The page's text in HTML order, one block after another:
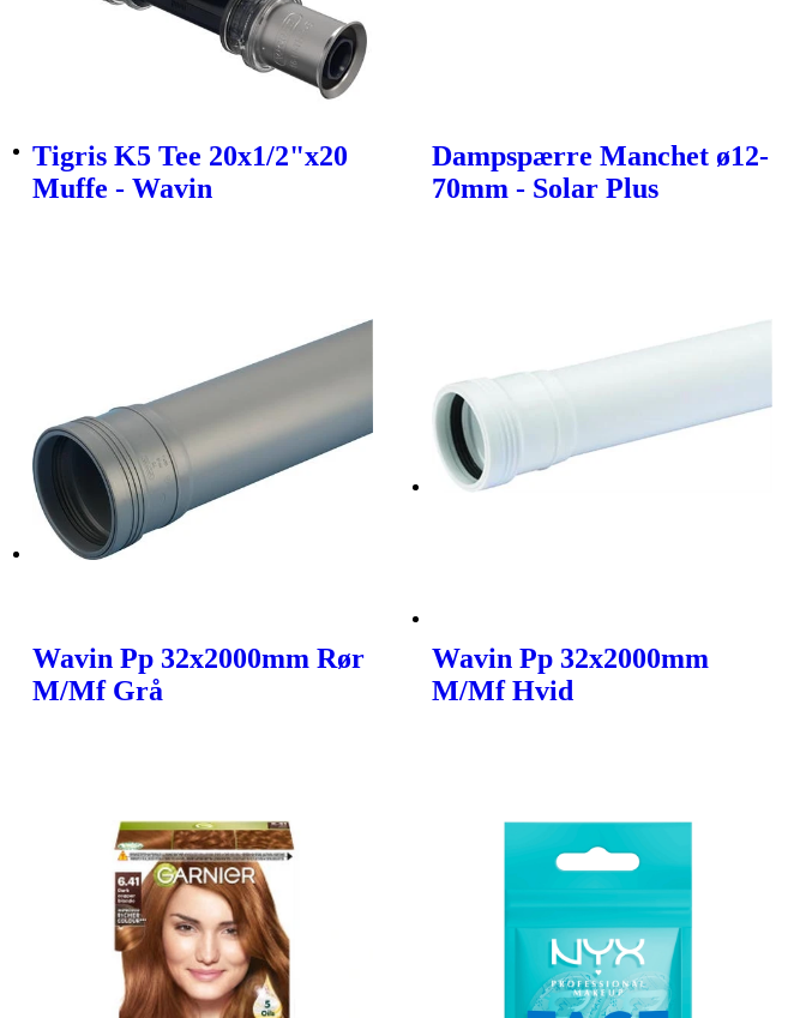
Tigris K5 Tee 20x1/2"x20
Muffe - Wavin
Dampspærre Manchet ø12-
70mm - Solar Plus
Wavin Pp 32x2000mm Rør
M/Mf Grå
Wavin Pp 32x2000mm
M/Mf Hvid